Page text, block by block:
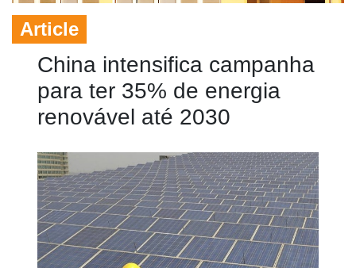
Article
China intensifica campanha
para ter 35% de energia
renovável até 2030